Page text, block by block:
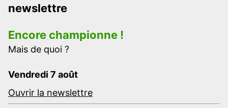
newslettre
Encore championne !
Mais de quoi ?
Vendredi 7 août
Ouvrir la newslettre